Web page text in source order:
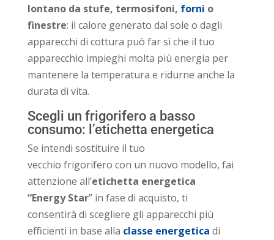
lontano da stufe, termosifoni, forni o
finestre: il calore generato dal sole o dagli
apparecchi di cottura può far sì che il tuo
apparecchio impieghi molta più energia per
mantenere la temperatura e ridurne anche la
durata di vita.
Scegli un frigorifero a basso
consumo: l’etichetta energetica
Se intendi sostituire il tuo
vecchio frigorifero con un nuovo modello, fai
attenzione all’etichetta energetica
“Energy Star” in fase di acquisto, ti
consentirà di scegliere gli apparecchi più
efficienti in base alla classe energetica di